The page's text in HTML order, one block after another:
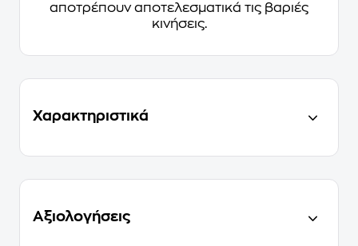
αποτρέπουν αποτελεσματικά τις βαριές
κινήσεις.
Χαρακτηριστικά
Αξιολογήσεις